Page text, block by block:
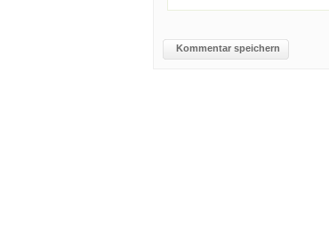
Kommentar speichern